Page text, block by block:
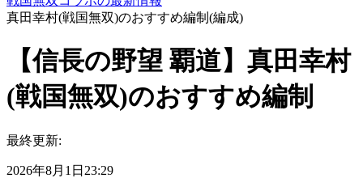
真田幸村(戦国無双)のおすすめ編制(編成)
【信長の野望 覇道】真田幸村
(戦国無双)のおすすめ編制
最終更新:
2026年8月1日23:29